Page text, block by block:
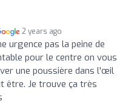
2 years ago
urgence pas la peine de
pour le centre on vous
une poussière dans l'œil
être. Je trouve ça très